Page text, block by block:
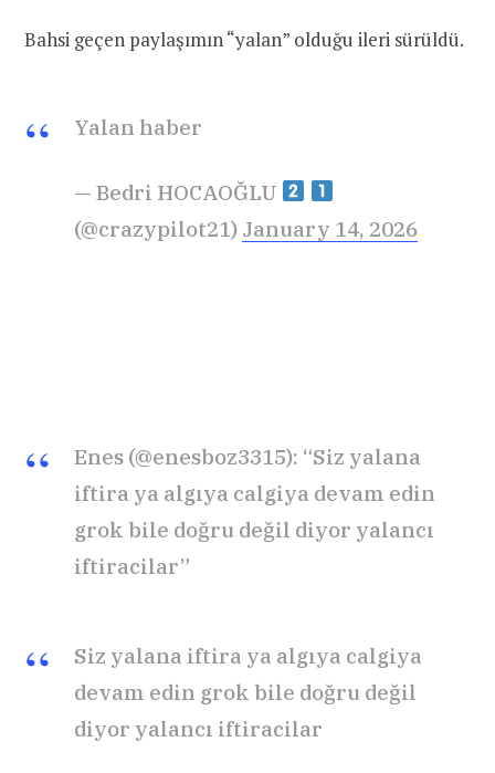
Bahsi geçen paylaşımın “yalan” olduğu ileri sürüldü.
Yalan haber
— Bedri HOCAOĞLU
(@crazypilot21) January 14, 2026
Enes (@enesboz3315): “Siz yalana
iftira ya algıya calgiya devam edin
grok bile doğru değil diyor yalancı
iftiracilar”
Siz yalana iftira ya algıya calgiya
devam edin grok bile doğru değil
diyor yalancı iftiracilar